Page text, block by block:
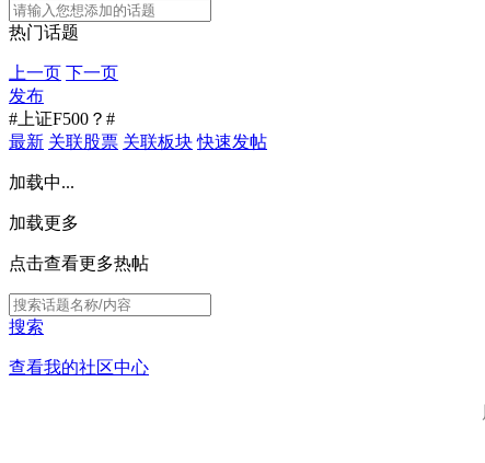
热门话题
上一页 下一页
发布
#上证F500？#
最新 关联股票 关联板块 快速发帖
加载中...
加载更多
点击查看更多热帖
搜索
查看我的社区中心